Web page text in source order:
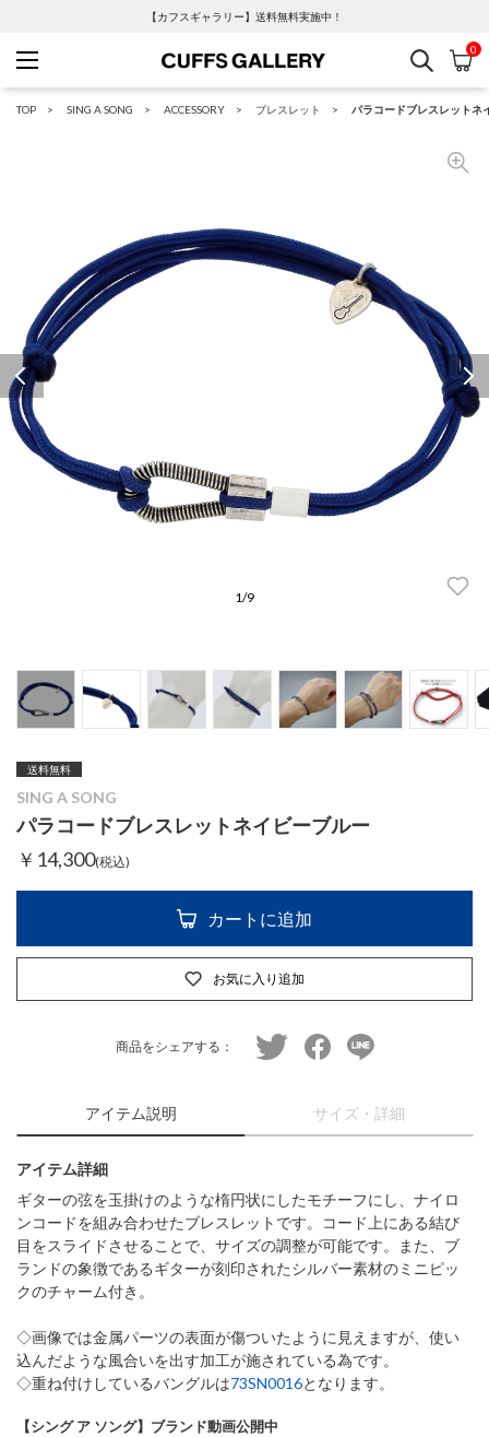
【カフスギャラリー】送料無料実施中！
Cuffs Gallery
検索 カ
0
TOP SING A SONG ACCESSORY ブレスレット パラコードブレスレットネ
1/9
Previous
送料無料
SING A SONG
パラコードブレスレットネイビーブルー
￥14,300(税込)
カートに追加
お気に入り追加
商品をシェアする： twitter facebookline
アイテム説明 サイズ・詳細
アイテム詳細
ギターの弦を玉掛けのような楕円状にしたモチーフにし、ナイロ
ンコードを組み合わせたブレスレットです。コード上にある結び
目をスライドさせることで、サイズの調整が可能です。また、ブ
ランドの象徴であるギターが刻印されたシルバー素材のミニピッ
クのチャーム付き。
◇画像では金属パーツの表面が傷ついたように見えますが、使い
込んだような風合いを出す加工が施されている為です。
◇重ね付けしているバングルは73SN0016となります。
【シング ア ソング】ブランド動画公開中